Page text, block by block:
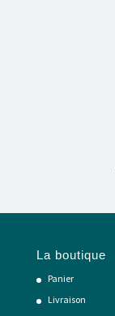
La boutique
Panier
Livraison